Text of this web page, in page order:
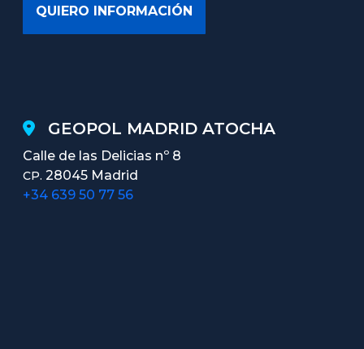
GEOPOL MADRID ATOCHA
Calle de las Delicias nº 8
CP. 28045 Madrid
+34 639 50 77 56